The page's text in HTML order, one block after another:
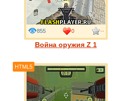
Война оружия Z 1
855 0 --
HTML5